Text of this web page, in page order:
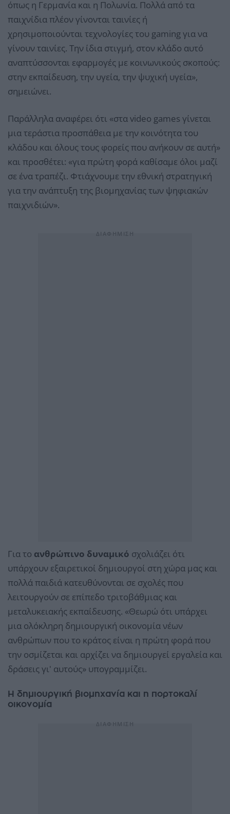
όπως η Γερμανία και η Πολωνία. Πολλά από τα
παιχνίδια πλέον γίνονται ταινίες ή
χρησιμοποιούνται τεχνολογίες του gaming για να
γίνουν ταινίες. Την ίδια στιγμή, στον κλάδο αυτό
αναπτύσσονται εφαρμογές με κοινωνικούς σκοπούς:
στην εκπαίδευση, την υγεία, την ψυχική υγεία»,
σημειώνει.
Παράλληλα αναφέρει ότι «στα video games γίνεται
μια τεράστια προσπάθεια με την κοινότητα του
κλάδου και όλους τους φορείς που ανήκουν σε αυτή»
και προσθέτει: «για πρώτη φορά καθίσαμε όλοι μαζί
σε ένα τραπέζι. Φτιάχνουμε την εθνική στρατηγική
για την ανάπτυξη της βιομηχανίας των ψηφιακών
παιχνιδιών».
Για το ανθρώπινο δυναμικό σχολιάζει ότι
υπάρχουν εξαιρετικοί δημιουργοί στη χώρα μας και
πολλά παιδιά κατευθύνονται σε σχολές που
λειτουργούν σε επίπεδο τριτοβάθμιας και
μεταλυκειακής εκπαίδευσης. «Θεωρώ ότι υπάρχει
μια ολόκληρη δημιουργική οικονομία νέων
ανθρώπων που το κράτος είναι η πρώτη φορά που
την οσμίζεται και αρχίζει να δημιουργεί εργαλεία και
δράσεις γι' αυτούς» υπογραμμίζει.
Η δημιουργική βιομηχανία και η πορτοκαλί
οικονομία